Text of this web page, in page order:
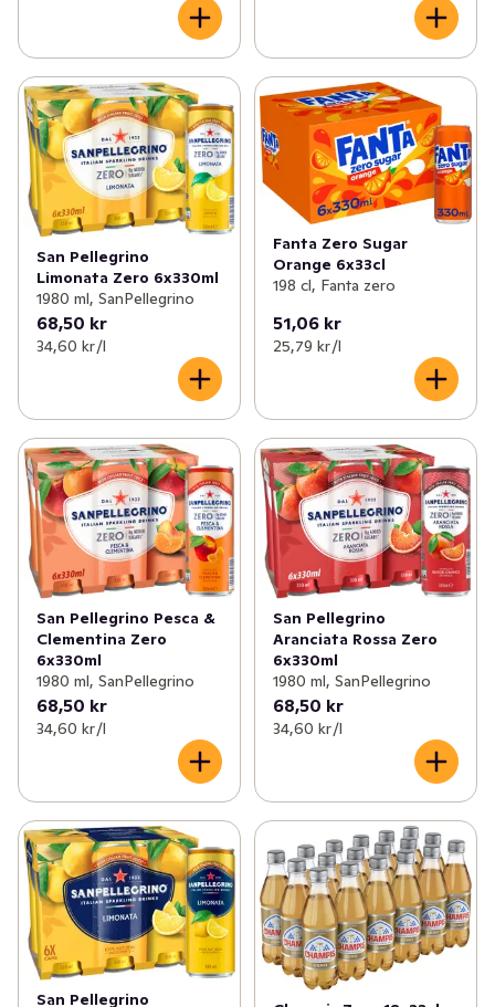
San Pellegrino
Limonata Zero 6x330ml
1980 ml, SanPellegrino
68,50 kr
34,60 kr /l
Fanta Zero Sugar
Orange 6x33cl
198 cl, Fanta zero
51,06 kr
25,79 kr /l
San Pellegrino Pesca &
Clementina Zero
6x330ml
1980 ml, SanPellegrino
68,50 kr
34,60 kr /l
San Pellegrino
Aranciata Rossa Zero
6x330ml
1980 ml, SanPellegrino
68,50 kr
34,60 kr /l
San Pellegrino